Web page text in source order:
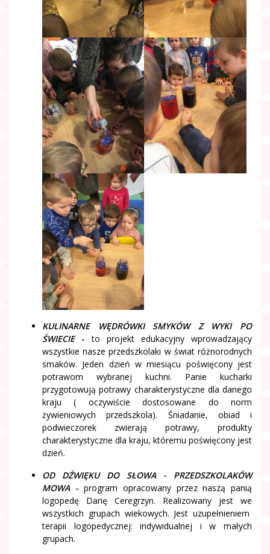
KULINARNE WĘDRÓWKISMYKÓW Z WYKI PO
ŚWIECIE -to projekt edukacyjny wprowadzający
wszystkie nasze przedszkolaki w świat różnorodnych
smaków. Jeden dzień w miesiącu poświęcony jest
potrawom wybranej kuchni. Panie kucharki
przygotowują potrawy charakterystyczne dla danego
kraju ( oczywiście dostosowane do norm
żywieniowych przedszkola). Śniadanie, obiad i
podwieczorek zwierają potrawy, produkty
charakterystyczne dla kraju, któremu poświęcony jest
dzień.
OD DŹWIĘKU DO SŁOWA - PRZEDSZKOLAKÓW
MOWA -program opracowany przez naszą panią
logopedę Darię Ceregrzyn. Realizowany jest we
wszystkich grupach wiekowych. Jest uzupełnieniem
terapii logopedycznej: indywidualnej i w małych
grupach.